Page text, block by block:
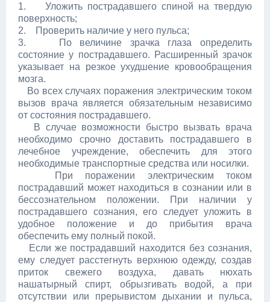
1. Уложить пострадавшего спиной на твердую
поверхность;
2. Проверить наличие у него пульса;
3. По величине зрачка глаза определить
состояние у пострадавшего. Расширенный зрачок
указывает на резкое ухудшение кровообращения
мозга.
Во всех случаях поражения электрическим током
вызов врача является обязательным независимо
от состояния пострадавшего.
В случае возможности быстро вызвать врача
необходимо срочно доставить пострадавшего в
лечебное учреждение, обеспечить для этого
необходимые транспортные средства или носилки.
При поражении электрическим током
пострадавший может находиться в сознании или в
бессознательном положении. При наличии у
пострадавшего сознания, его следует уложить в
удобное положение и до прибытия врача
обеспечить ему полный покой.
Если же пострадавший находится без сознания,
ему следует расстегнуть верхнюю одежду, создав
приток свежего воздуха, давать нюхать
нашатырный спирт, обрызгивать водой, а при
отсутствии или прерывистом дыхании и пульса,